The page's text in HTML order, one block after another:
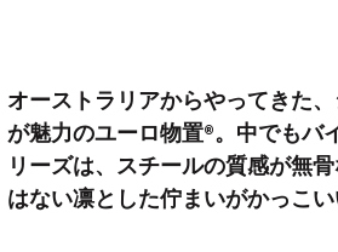
オーストラリアからやってきた
が魅力のユーロ物置®︎。 中でもバ
リーズは、スチールの質感が無
はない凛とした佇まいがかっこい